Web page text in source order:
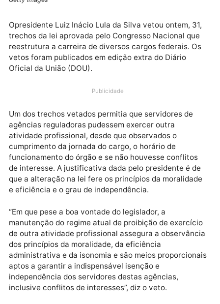
Getty Images
Opresidente Luiz Inácio Lula da Silva vetou ontem,
reestrutura a carreira de diversos cargos federais.
Oficial da União (DOU).
Publicidade
Um dos trechos vetados permitia que servidores de
agências reguladoras pudessem exercer outra
atividade profissional, desde que observados o
funcionamento do órgão e se não houvesse conflitos
de interesse. A justificativa dada pelo presidente é
que a alteração na lei fere os princípios da
e eficiência e o grau de independência.
“Em que pese a boa vontade do legislador, a
manutenção do regime atual de proibição de